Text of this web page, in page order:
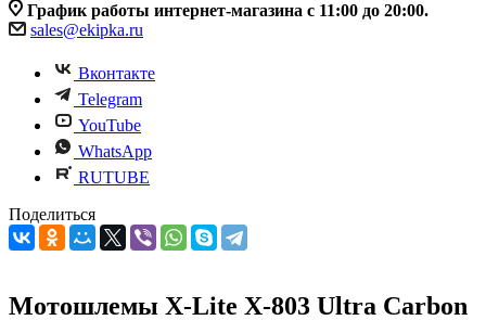
График работы интернет-магазина с 11:00 до 20:00.
sales@ekipka.ru
Вконтакте
Telegram
YouTube
WhatsApp
RUTUBE
Поделиться
Мотошлемы X-Lite X-803 Ultra Carbon